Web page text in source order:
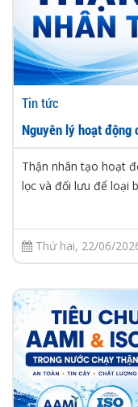
Tin tức
Nguyên lý hoạt động
Thận nhân tạo hoạt
lọc và đối lưu để loại
Thứ hai, 22/06/